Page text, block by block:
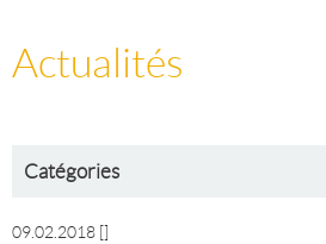
Actualités
Catégories
09.02.2018